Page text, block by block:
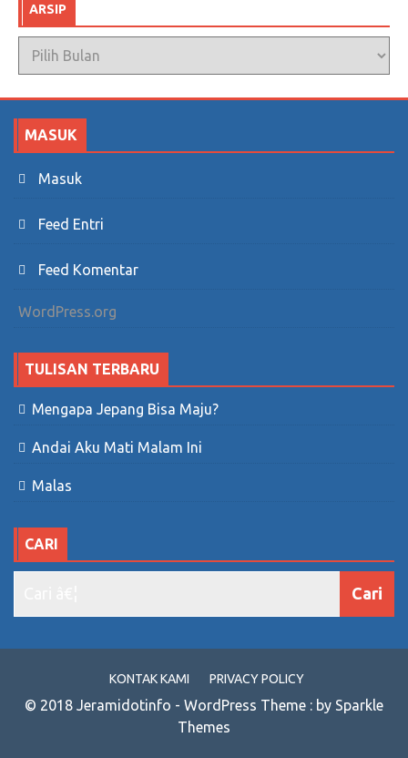
ARSIP
Arsip
MASUK
Masuk
Feed Entri
Feed Komentar
WordPress.org
TULISAN TERBARU
Mengapa Jepang Bisa Maju?
Andai Aku Mati Malam Ini
Malas
CARI
KONTAK KAMI PRIVACY POLICY
© 2018 Jeramidotinfo - WordPress Theme : by Sparkle
Themes